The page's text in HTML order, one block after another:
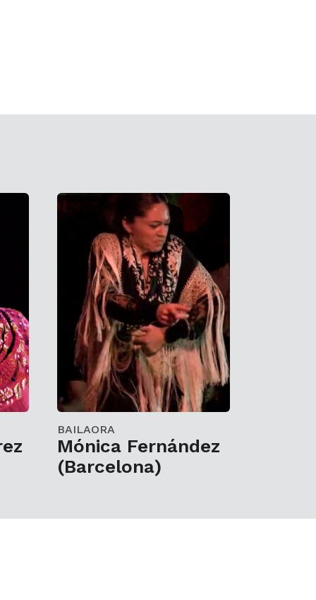
BAILAORA
Mónica Fernández
(Barcelona)